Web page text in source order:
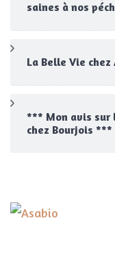
saines à nos
La Belle Vie chez
*** Mon avis sur
chez Bourjois ***